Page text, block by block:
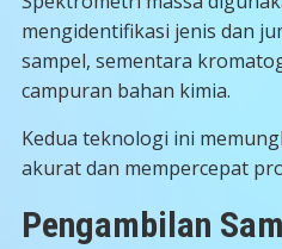
mengidentifikasi jenis dan
sampel, sementara
campuran bahan kimia.
Kedua teknologi ini
akurat dan mempercepat
Pengambilan